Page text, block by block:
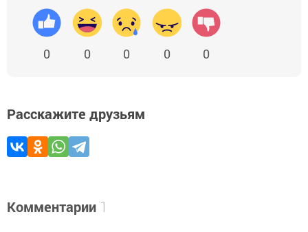
0 0 0 0 0
Расскажите друзьям
Комментарии 1